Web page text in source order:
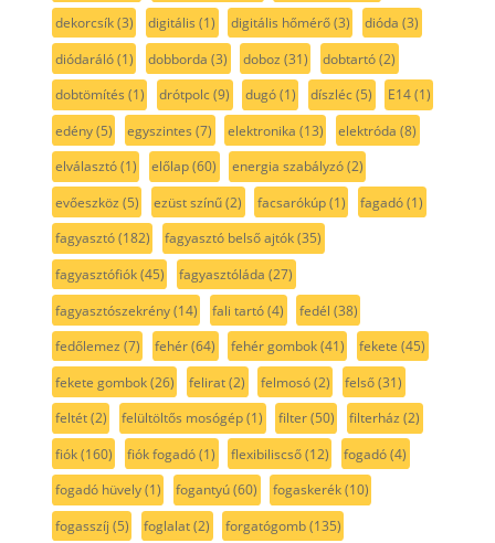
dekorcsík(3) digitális (1) digitális hőmérő(3) dióda (3)
diódaráló(1) dobborda (3) doboz (31) dobtartó(2)
dobtömítés (1) drótpolc(9) dugó(1) díszléc(5) E14(1)
edény(5) egyszintes (7) elektronika (13) elektróda (8)
elválasztó(1) előlap(60) energia szabályzó(2)
evőeszköz (5) ezüst színű(2) facsarókúp(1) fagadó(1)
fagyasztó(182) fagyasztó belső ajtók(35)
fagyasztófiók(45) fagyasztóláda (27)
fagyasztószekrény(14) fali tartó(4) fedél (38)
fedőlemez (7) fehér(64) fehér gombok(41) fekete (45)
fekete gombok(26) felirat(2) felmosó(2) felső(31)
feltét(2) felültöltős mosógép(1) filter(50) filterház (2)
fiók(160) fiók fogadó(1) flexibiliscső(12) fogadó(4)
fogadó hüvely(1) fogantyú(60) fogaskerék(10)
fogasszíj (5) foglalat(2) forgatógomb(135)